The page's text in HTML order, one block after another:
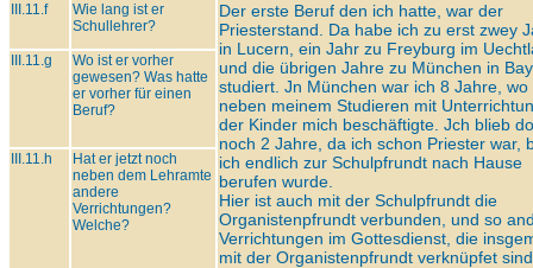
III.11.f
Wie lang ist er
Schullehrer?
Der erste Beruf den ich hatte, war der
Priesterstand. Da habe ich zu erst zwey
in Lucern, ein Jahr zu Freyburg im
und die übrigen Jahre zu München in
studiert. Jn München war ich 8 Jahre, wo
neben meinem Studieren mit
der Kinder mich beschäftigte. Jch blieb
noch 2 Jahre, da ich schon Priester war,
ich endlich zur Schulpfrundt nach Hause
berufen wurde.
Hier ist auch mit der Schulpfrundt die
Organistenpfrundt verbunden, und so
Verrichtungen im Gottesdienst, die
mit der Organistenpfrundt verknüpfet
III.11.g
Wo ist er vorher
gewesen? Was hatte
er vorher für einen
Beruf?
III.11.h
Hat er jetzt noch
neben dem Lehramte
andere
Verrichtungen?
Welche?